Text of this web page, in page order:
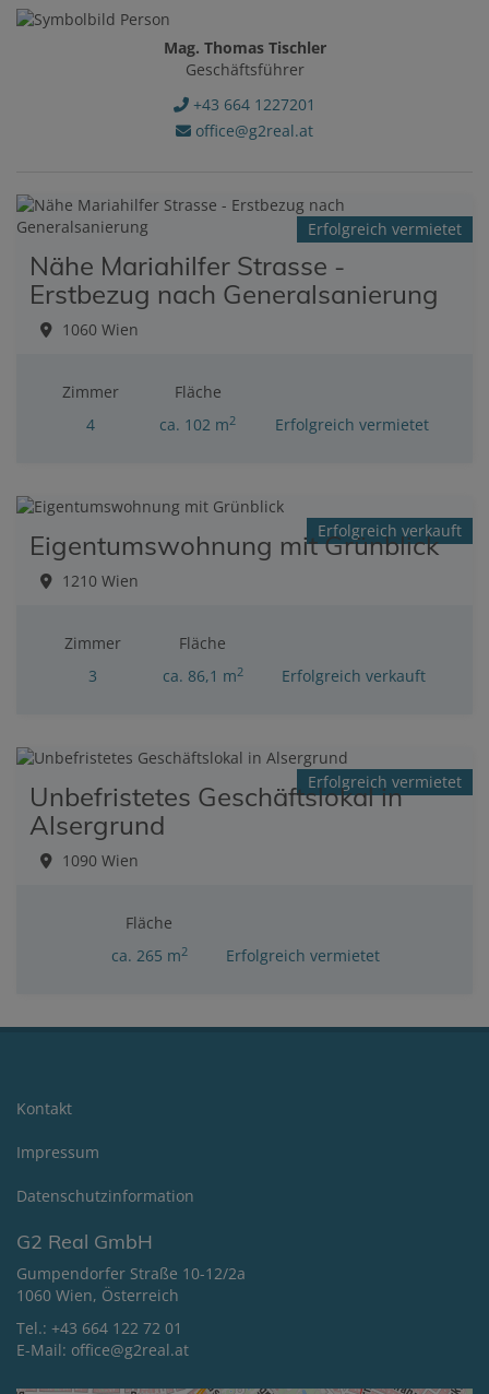
Mag. Thomas Tischler
Geschäftsführer
+43 664 1227201
office@g2real.at
Erfolgreich vermietet
Nähe Mariahilfer Strasse -
Erstbezug nach Generalsanierung
1060 Wien
Zimmer
4
Fläche
ca. 102 m2 Erfolgreich vermietet
Erfolgreich verkauft
Eigentumswohnung mit Grünblick
1210 Wien
Zimmer
3
Fläche
ca. 86,1 m2 Erfolgreich verkauft
Erfolgreich vermietet
Unbefristetes Geschäftslokal in
Alsergrund
1090 Wien
Fläche
ca. 265 m2 Erfolgreich vermietet
Kontakt
Impressum
Datenschutzinformation
G2 Real GmbH
Gumpendorfer Straße 10-12/2a
1060 Wien, Österreich
Tel.: +43 664 122 72 01
E-Mail: office@g2real.at